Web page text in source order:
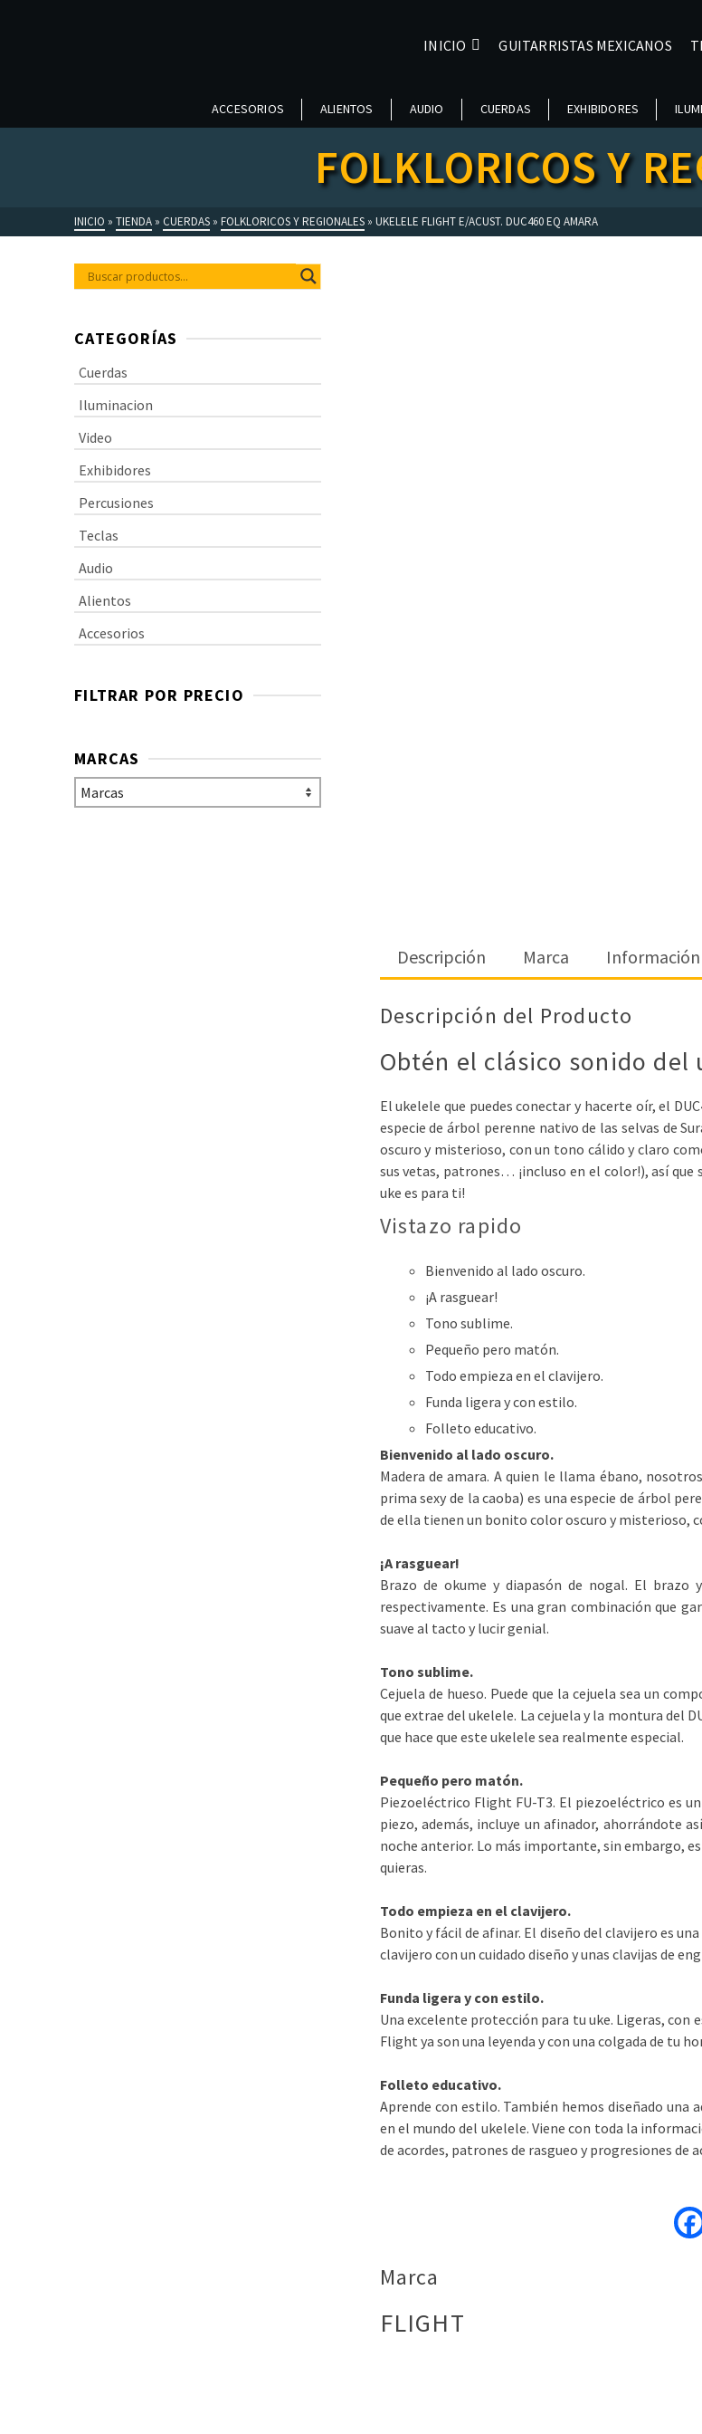
INICIO GUITARRISTAS MEXICANOS
ACCESORIOS ALIENTOS AUDIO CUERDAS EXHIBIDORES
FOLKLORICOS Y
INICIO » TIENDA » CUERDAS » FOLKLORICOS Y REGIONALES » UKELELE FLIGHT E/ACUST. DUC460 EQ AMARA
Descripción Marca
Descripción del Producto
Obtén el clásico sonido del
El ukelele que puedes conectar y hacerte oír, el
especie de árbol perenne nativo de las selvas de
oscuro y misterioso, con un tono cálido y claro
sus vetas, patrones… ¡incluso en el color!), así
uke es para ti!
Vistazo rapido
Bienvenido al lado oscuro.
¡A rasguear!
Tono sublime.
Pequeño pero matón.
Todo empieza en el clavijero.
Funda ligera y con estilo.
Folleto educativo.
Bienvenido al lado oscuro.
Madera de amara. A quien le llama ébano,
prima sexy de la caoba) es una especie de árbol
de ella tienen un bonito color oscuro y misterioso,
¡A rasguear!
Brazo de okume y diapasón de nogal. El brazo
respectivamente. Es una gran combinación que
suave al tacto y lucir genial.
Tono sublime.
Cejuela de hueso. Puede que la cejuela sea un
que extrae del ukelele. La cejuela y la montura del
que hace que este ukelele sea realmente especial.
Pequeño pero matón.
Piezoeléctrico Flight FU-T3. El piezoeléctrico es
piezo, además, incluye un afinador, ahorrándote
noche anterior. Lo más importante, sin embargo,
quieras.
Todo empieza en el clavijero.
Bonito y fácil de afinar. El diseño del clavijero es
clavijero con un cuidado diseño y unas clavijas de
Funda ligera y con estilo.
Una excelente protección para tu uke. Ligeras,
Flight ya son una leyenda y con una colgada de tu
Folleto educativo.
Aprende con estilo. También hemos diseñado
en el mundo del ukelele. Viene con toda la
de acordes, patrones de rasgueo y progresiones de
Marca
FLIGHT
CATEGORÍAS
Cuerdas
Iluminacion
Video
Exhibidores
Percusiones
Teclas
Audio
Alientos
Accesorios
FILTRAR POR PRECIO
MARCAS